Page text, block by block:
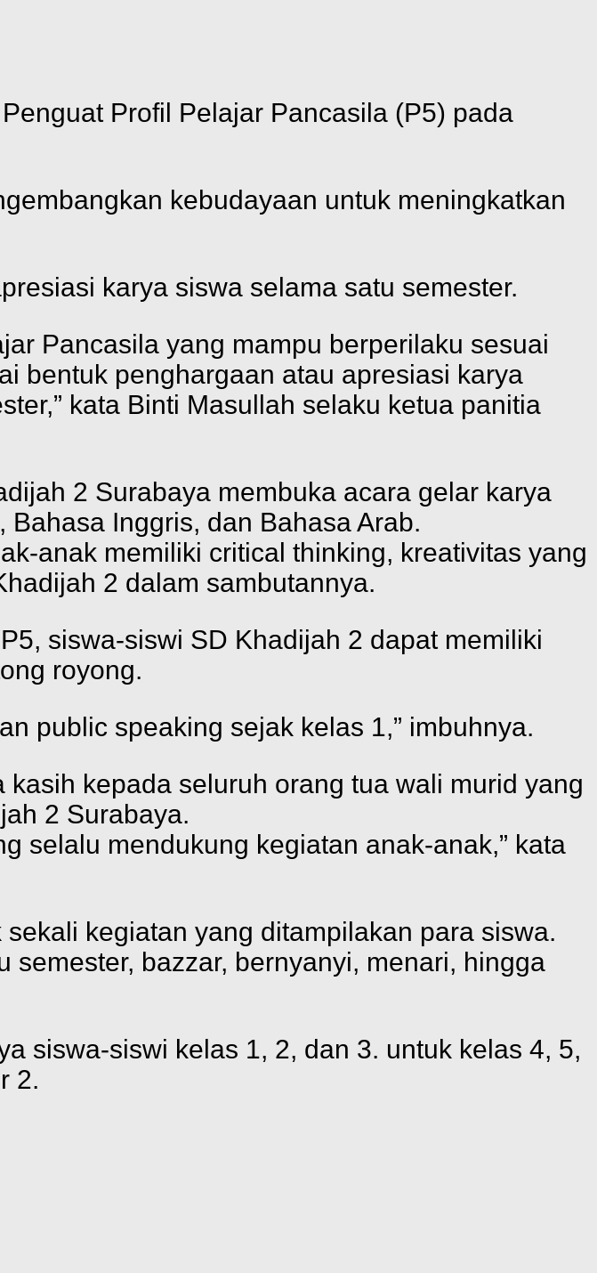
Profil Pelajar Pancasila (P5) pada
kebudayaan untuk meningkatkan
karya siswa selama satu semester.
Pancasila yang mampu berperilaku sesuai
bentuk penghargaan atau apresiasi karya
kata Binti Masullah selaku ketua panitia
2 Surabaya membuka acara gelar karya
Inggris, dan Bahasa Arab.
anak memiliki critical thinking, kreativitas yang
2 dalam sambutannya.
siswa-siswi SD Khadijah 2 dapat memiliki
royong.
public speaking sejak kelas 1,” imbuhnya.
kepada seluruh orang tua wali murid yang
2 Surabaya.
selalu mendukung kegiatan anak-anak,” kata
kegiatan yang ditampilakan para siswa.
bazzar, bernyanyi, menari, hingga
siswa-siswi kelas 1, 2, dan 3. untuk kelas 4, 5,
2.